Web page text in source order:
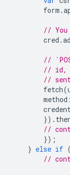
form .
//
cred .
//
// id,
//
fetch(
method :
}).
//
});
} else if (
//